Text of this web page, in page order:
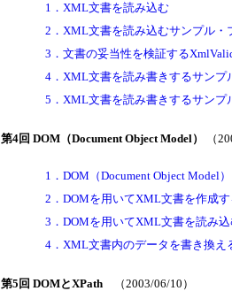
1．XML文書を読み込む
2．XML文書を読み込むサンプル・
3．文書の妥当性を検証する
4．XML文書を読み書きするサンプ
5．XML文書を読み書きするサンプ
第4回 DOM（Document Object Model） （
1．DOM（Document Object Model
2．DOMを用いてXML文書を作成
3．DOMを用いてXML文書を読み
4．XML文書内のデータを書き換え
第5回 DOMとXPath （2003/06/10）